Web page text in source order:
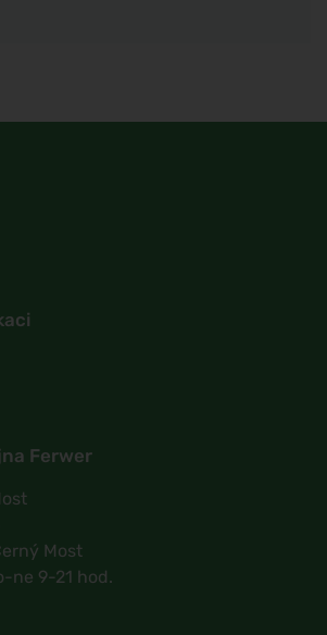
Ferwer
Most
ne 9-21 hod.